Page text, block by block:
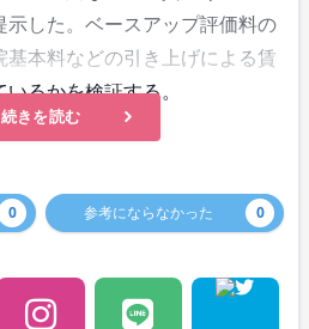
した。ベースアップ評価料の
本料などの引き上げによる賃
るかを検証する。
続きを読む
0 参考にならなかった 0